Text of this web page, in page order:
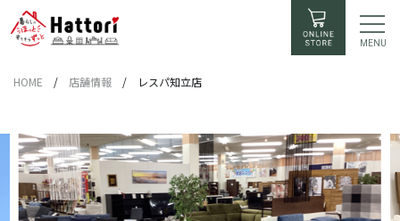
MENU
HOME / 店舗情報 / レスパ知立店